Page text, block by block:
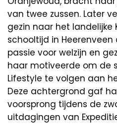
van twee zussen. Later
gezin naar het landelijke
schooltijd in Heerenveen
passie voor welzijn en
haar motiveerde om de
Lifestyle te volgen aan
Deze achtergrond gaf
voorsprong tijdens de
uitdagingen van